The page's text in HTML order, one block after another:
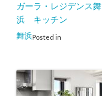
ガーラ・レジデンス舞
浜 キッチン
Posted in
舞浜